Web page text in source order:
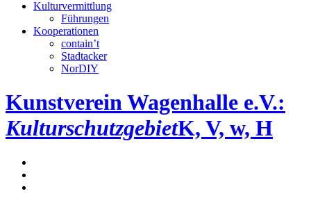
Kulturvermittlung
Führungen
Kooperationen
contain’t
Stadtacker
NorDIY
Kunstverein Wagenhalle e.V.:
KulturschutzgebietK, V, w, H